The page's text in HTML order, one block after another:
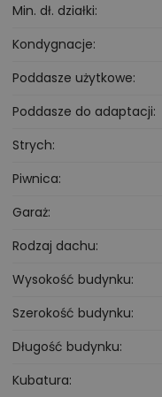
Min. dł. działki
Kondygnacje
Poddasze użytkowe
Poddasze do adaptacji
Strych
Piwnica
Garaż
Rodzaj dachu
Wysokość budynku
Szerokość budynku
Długość budynku
Kubatura